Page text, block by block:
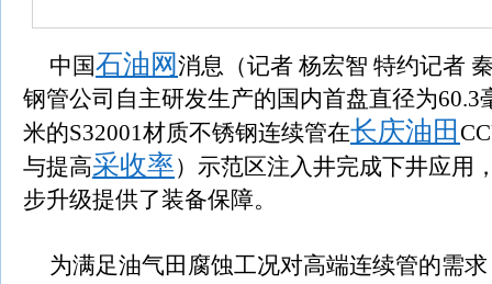
中国石油网 消息（记者 杨宏智 特约记者
钢管公司自主研发生产的国内首盘直径为60.3
米的S32001材质不锈钢连续管在长庆油田
与提高采收率）示范区注入井完成下井应用
步升级提供了装备保障。
为满足油气田腐蚀工况对高端连续管的需